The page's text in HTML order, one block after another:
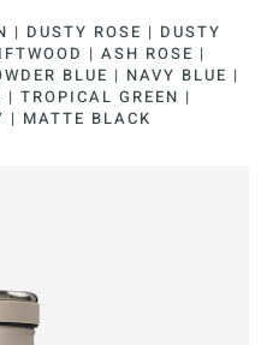
| DUSTY ROSE | DUSTY
| ASH ROSE |
BLUE | NAVY BLUE |
TROPICAL GREEN |
| MATTE BLACK